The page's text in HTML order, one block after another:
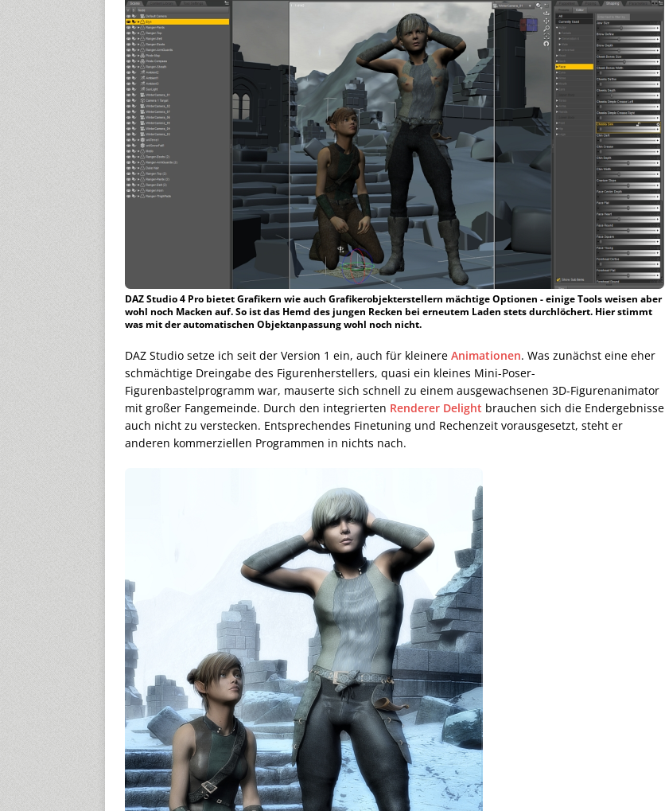
DAZ Studio 4 Pro bietet Grafikern wie auch Grafikerobjekterstellern mächtige Optionen - einige Tools weisen aber
wohl noch Macken auf. So ist das Hemd des jungen Recken bei erneutem Laden stets durchlöchert. Hier stimmt
was mit der automatischen Objektanpassung wohl noch nicht.
DAZ Studio setze ich seit der Version 1 ein, auch für kleinere Animationen. Was zunächst eine eher
schmächtige Dreingabe des Figurenherstellers, quasi ein kleines Mini-Poser-
Figurenbastelprogramm war, mauserte sich schnell zu einem ausgewachsenen 3D-Figurenanimator
mit großer Fangemeinde. Durch den integrierten Renderer Delight brauchen sich die Endergebnisse
auch nicht zu verstecken. Entsprechendes Finetuning und Rechenzeit vorausgesetzt, steht er
anderen kommerziellen Programmen in nichts nach.